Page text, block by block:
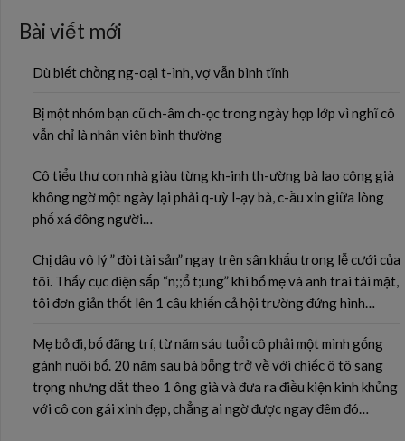
Bài viết mới
Dù biết chồng ng-oại t-ình, vợ vẫn bình tĩnh
Bị một nhóm bạn cũ ch-âm ch-ọc trong ngày họp lớp vì nghĩ cô
vẫn chỉ là nhân viên bình thường
Cô tiểu thư con nhà giàu từng kh-inh th-ường bà lao công già
không ngờ một ngày lại phải q-uỳ l-ạy bà, c-ầu xin giữa lòng
phố xá đông người…
Chị dâu vô lý ” đòi tài sản” ngay trên sân khấu trong lễ cưới của
tôi. Thấy cục diện sắp “n;;ổ t;ung” khi bố mẹ và anh trai tái mặt,
tôi đơn giản thốt lên 1 câu khiến cả hội trường đứng hình…
Mẹ bỏ đi, bố đãng trí, từ năm sáu tuổi cô phải một mình gống
gánh nuôi bố. 20 năm sau bà bỗng trở về với chiếc ô tô sang
trọng nhưng dắt theo 1 ông già và đưa ra điều kiện kinh khủng
với cô con gái xinh đẹp, chẳng ai ngờ được ngay đêm đó…